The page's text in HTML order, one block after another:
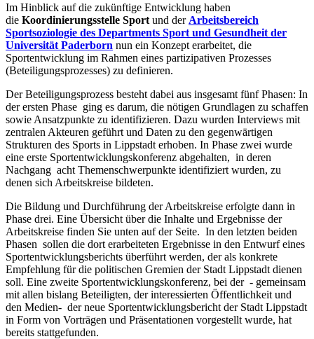
Im Hinblick auf die zukünftige Entwicklung haben
die Koordinierungsstelle Sport und der Arbeitsbereich
Sportsoziologie des Departments Sport und Gesundheit der
Universität Paderborn nun ein Konzept erarbeitet, die
Sportentwicklung im Rahmen eines partizipativen Prozesses
(Beteiligungsprozesses) zu definieren.
Der Beteiligungsprozess besteht dabei aus insgesamt fünf Phasen: In
der ersten Phase ging es darum, die nötigen Grundlagen zu schaffen
sowie Ansatzpunkte zu identifizieren. Dazu wurden Interviews mit
zentralen Akteuren geführt und Daten zu den gegenwärtigen
Strukturen des Sports in Lippstadt erhoben. In Phase zwei wurde
eine erste Sportentwicklungskonferenz abgehalten, in deren
Nachgang acht Themenschwerpunkte identifiziert wurden, zu
denen sich Arbeitskreise bildeten.
Die Bildung und Durchführung der Arbeitskreise erfolgte dann in
Phase drei. Eine Übersicht über die Inhalte und Ergebnisse der
Arbeitskreise finden Sie unten auf der Seite. In den letzten beiden
Phasen sollen die dort erarbeiteten Ergebnisse in den Entwurf eines
Sportentwicklungsberichts überführt werden, der als konkrete
Empfehlung für die politischen Gremien der Stadt Lippstadt dienen
soll. Eine zweite Sportentwicklungskonferenz, bei der - gemeinsam
mit allen bislang Beteiligten, der interessierten Öffentlichkeit und
den Medien- der neue Sportentwicklungsbericht der Stadt Lippstadt
in Form von Vorträgen und Präsentationen vorgestellt wurde, hat
bereits stattgefunden.